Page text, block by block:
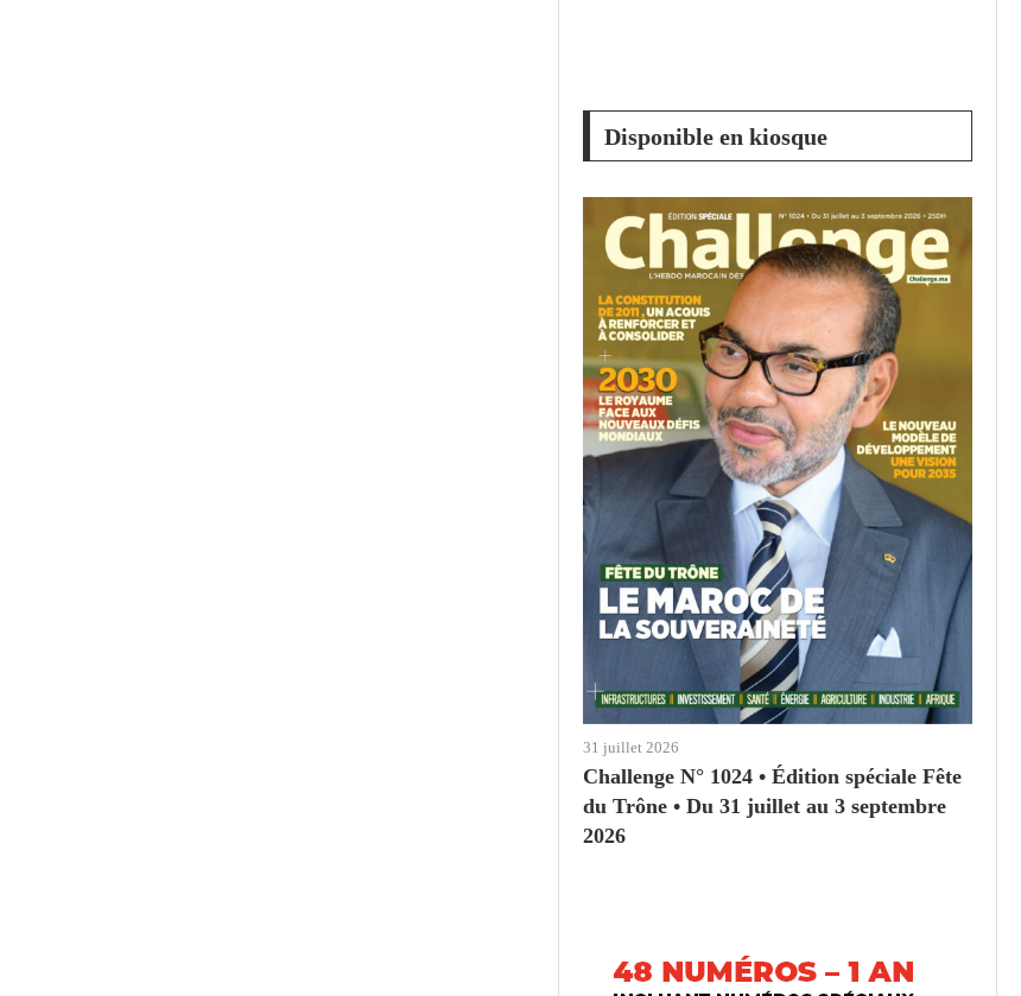
Disponible en kiosque
31 juillet 2026
Challenge N° 1024 • Édition spéciale Fête
du Trône • Du 31 juillet au 3 septembre
2026